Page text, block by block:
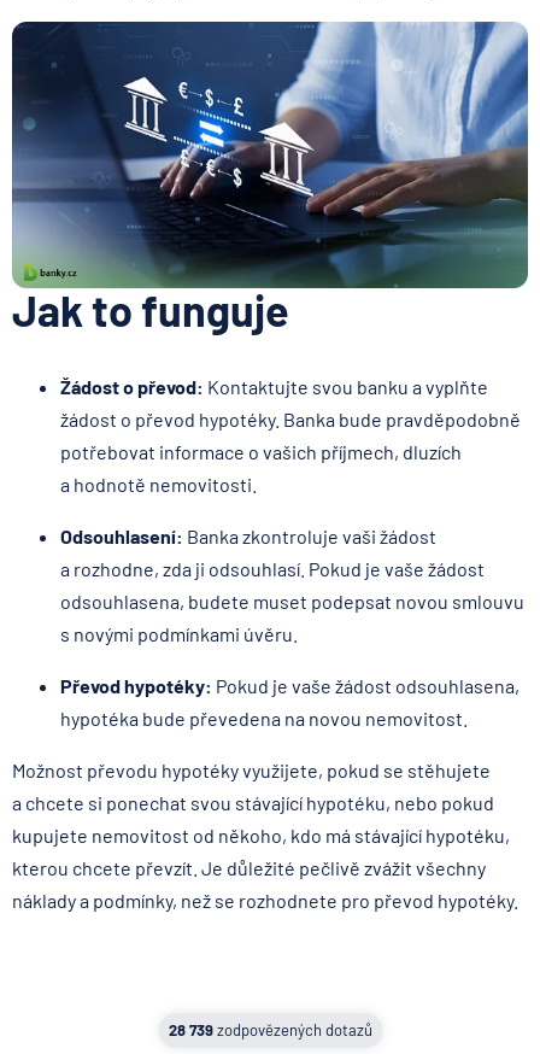
Jak to funguje
Žádost o převod: Kontaktujte svou banku a vyplňte
žádost o převod hypotéky. Banka bude pravděpodobně
potřebovat informace o vašich příjmech, dluzích
a hodnotě nemovitosti.
Odsouhlasení: Banka zkontroluje vaši žádost
a rozhodne, zda ji odsouhlasí. Pokud je vaše žádost
odsouhlasena, budete muset podepsat novou smlouvu
s novými podmínkami úvěru.
Převod hypotéky: Pokud je vaše žádost odsouhlasena,
hypotéka bude převedena na novou nemovitost.
Možnost převodu hypotéky využijete, pokud se stěhujete
a chcete si ponechat svou stávající hypotéku, nebo pokud
kupujete nemovitost od někoho, kdo má stávající hypotéku,
kterou chcete převzít. Je důležité pečlivě zvážit všechny
náklady a podmínky, než se rozhodnete pro převod hypotéky.
✅Úrok:
od 4,69%
✅Hodnota nemovitosti: 3 500 000 Kč
28 739zodpovězených dotazů